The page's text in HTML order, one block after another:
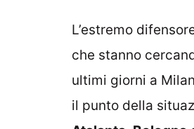
L’estremo
che stanno
ultimi giorni a
il punto della